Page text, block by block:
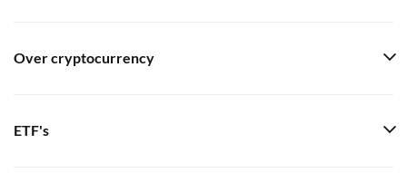
Over cryptocurrency
ETF's